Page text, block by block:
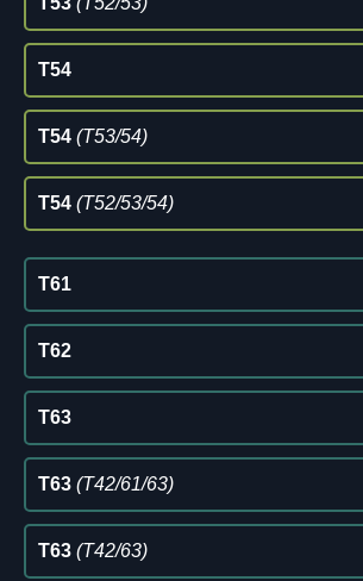
T54
T54 (T53/54)
T54 (T52/53/54)
T61
T62
T63
T63 (T42/61/63)
T63 (T42/63)